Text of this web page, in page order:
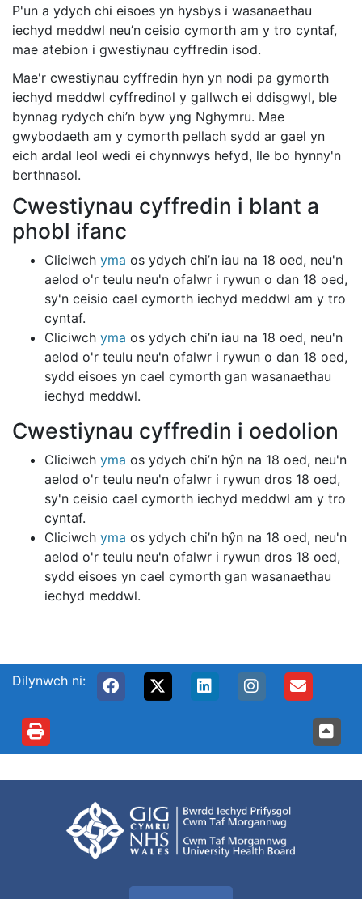
P'un a ydych chi eisoes yn hysbys i wasanaethau
iechyd meddwl neu’n ceisio cymorth am y tro cyntaf,
mae atebion i gwestiynau cyffredin isod.
Mae'r cwestiynau cyffredin hyn yn nodi pa gymorth
iechyd meddwl cyffredinol y gallwch ei ddisgwyl, ble
bynnag rydych chi’n byw yng Nghymru. Mae
gwybodaeth am y cymorth pellach sydd ar gael yn
eich ardal leol wedi ei chynnwys hefyd, lle bo hynny'n
berthnasol.
Cwestiynau cyffredin i blant a
phobl ifanc
Cliciwch yma os ydych chi’n iau na 18 oed, neu'n
aelod o'r teulu neu'n ofalwr i rywun o dan 18 oed,
sy'n ceisio cael cymorth iechyd meddwl am y tro
cyntaf.
Cliciwch yma os ydych chi’n iau na 18 oed, neu'n
aelod o'r teulu neu'n ofalwr i rywun o dan 18 oed,
sydd eisoes yn cael cymorth gan wasanaethau
iechyd meddwl.
Cwestiynau cyffredin i oedolion
Cliciwch yma os ydych chi’n hŷn na 18 oed, neu'n
aelod o'r teulu neu'n ofalwr i rywun dros 18 oed,
sy'n ceisio cael cymorth iechyd meddwl am y tro
cyntaf.
Cliciwch yma os ydych chi’n hŷn na 18 oed, neu'n
aelod o'r teulu neu'n ofalwr i rywun dros 18 oed,
sydd eisoes yn cael cymorth gan wasanaethau
iechyd meddwl.
Dilynwch ni: